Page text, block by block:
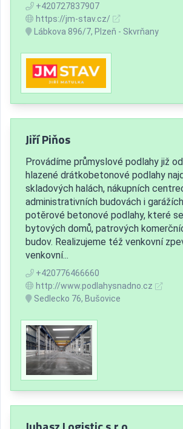
+420727837907
https://jm-stav.cz/
Lábkova 896/7, Plzeň - Skvrňany
Jiří Piňos
Provádíme průmyslové podlahy již
hlazené drátkobetonové podlahy
skladových halách, nákupních
administrativních budovách i
potěrové betonové podlahy, které
bytových domů, patrových
budov. Realizujeme též venkovní
venkovní...
+420776466660
http://www.podlahysnadno.cz
Sedlecko 76, Bušovice